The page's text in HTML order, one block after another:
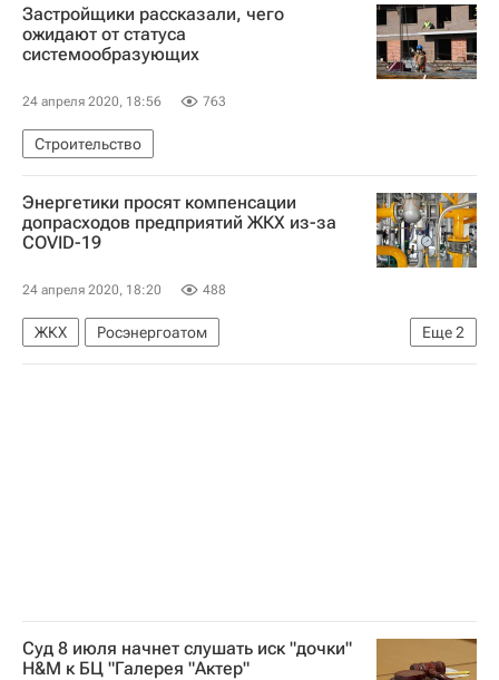
Застройщики рассказали, чего
ожидают от статуса
системообразующих
24 апреля 2020, 18:56 763
Строительство
Энергетики просят компенсации
допрасходов предприятий ЖКХ из-за
COVID-19
24 апреля 2020, 18:20 488
Еще2
ЖКХ
Росэнергоатом
Газпром энергохолдинг
Т Плюс
Суд 8 июля начнет слушать иск "дочки"
H&M к БЦ "Галерея "Актер"